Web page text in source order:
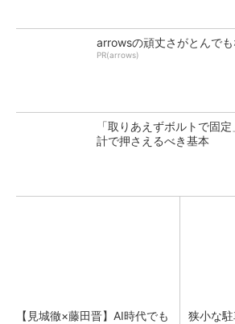
arrowsの頑丈さがとんで
PR(arrows)
「取りあえずボルトで固
計で押さえるべき基本
【見城徹×藤田晋】AI時代でも
狭小な